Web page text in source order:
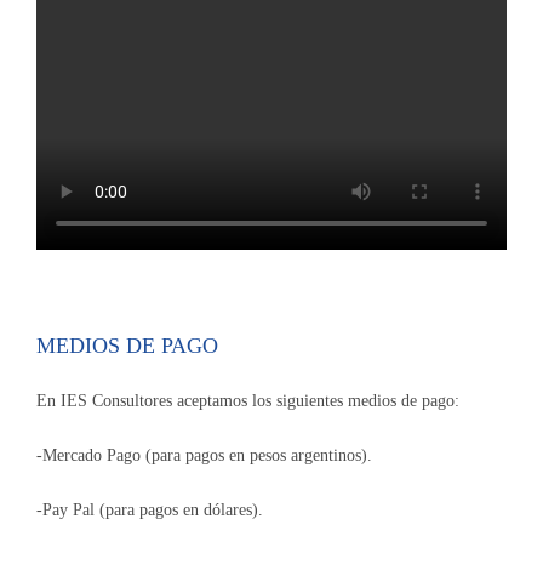
MEDIOS DE PAGO
En IES Consultores aceptamos los siguientes medios de pago:
-Mercado Pago (para pagos en pesos argentinos).
-Pay Pal (para pagos en dólares).